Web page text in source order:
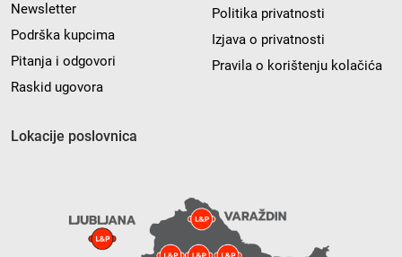
Newsletter
Podrška kupcima
Pitanja i odgovori
Raskid ugovora
Politika privatnosti
Izjava o privatnosti
Pravila o korištenju kolačića
Lokacije poslovnica